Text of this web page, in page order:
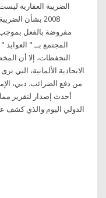
2008 بشأن
المجتمع بــ "
التحفظات، إلا أن
الاتحادية الألمانية،
الدولي اليوم والذي كشف